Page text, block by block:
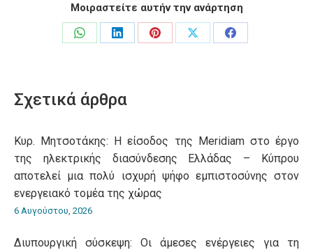
Μοιραστείτε αυτήν την ανάρτηση
Share
Share
Share
Share
Share
Σχετικά άρθρα
Κυρ. Μητσοτάκης: Η είσοδος της Meridiam στο έργο
της ηλεκτρικής διασύνδεσης Ελλάδας – Κύπρου
αποτελεί μια πολύ ισχυρή ψήφο εμπιστοσύνης στον
ενεργειακό τομέα της χώρας
6 Αυγούστου, 2026
Διυπουργική σύσκεψη: Οι άμεσες ενέργειες για τη